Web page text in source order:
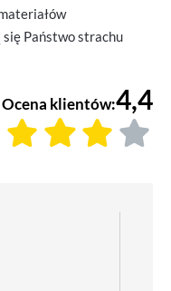
się Państwo strachu
Ocena klientów:4,4